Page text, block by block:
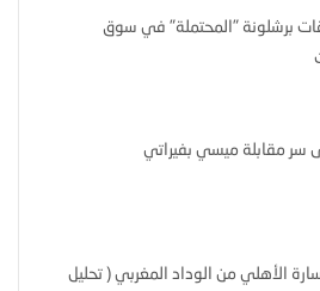
برشلونة "المحتملة" في سوق
سر مقابلة ميسي بفيراتي
الأهلي من الوداد المغربي ( تحليل